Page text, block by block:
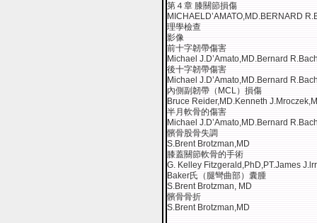
第４章 膝關節損傷
MICHAELD’AMATO,MD.BERNARD
理學檢查
影像
前十字韌帶傷害
Michael J.D’Amato,MD.Bernard
後十字韌帶傷害
Michael J.D’Amato,MD.Bernard
內側副韌帶（MCL）損傷
Bruce Reider,MD.Kenneth
半月軟骨的傷害
Michael J.D’Amato,MD.Bernard
髕骨股骨失調
S.Brent Brotzman,MD
膝蓋關節軟骨的手術
G. Kelley Fitzgerald,PhD,PT.James
Baker氏（腿彎曲部）囊腫
S.Brent Brotzman, MD
髕骨骨折
S.Brent Brotzman,MD